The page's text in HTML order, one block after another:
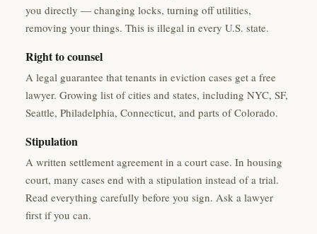
you directly — changing locks, turning off utilities,
removing your things. This is illegal in every U.S. state.
Right to counsel
A legal guarantee that tenants in eviction cases get a free
lawyer. Growing list of cities and states, including NYC, SF,
Seattle, Philadelphia, Connecticut, and parts of Colorado.
Stipulation
A written settlement agreement in a court case. In housing
court, many cases end with a stipulation instead of a trial.
Read everything carefully before you sign. Ask a lawyer
first if you can.